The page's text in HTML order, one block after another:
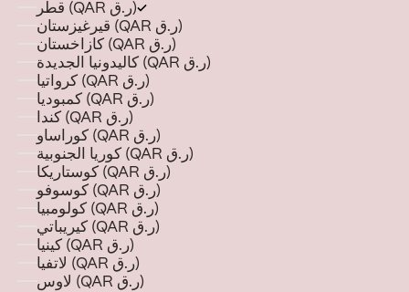
قطر (QAR ر.ق)
قيرغيزستان (QAR ر.ق)
كازاخستان (QAR ر.ق)
كاليدونيا الجديدة (QAR ر.ق)
كرواتيا (QAR ر.ق)
كمبوديا (QAR ر.ق)
كندا (QAR ر.ق)
كوراساو (QAR ر.ق)
كوريا الجنوبية (QAR ر.ق)
كوستاريكا (QAR ر.ق)
كوسوفو (QAR ر.ق)
كولومبيا (QAR ر.ق)
كيريباتي (QAR ر.ق)
كينيا (QAR ر.ق)
لاتفيا (QAR ر.ق)
لاوس (QAR ر.ق)